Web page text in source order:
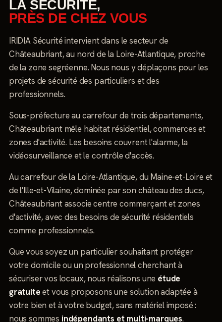
LA SÉCURITÉ,
PRÈS DE CHEZ VOUS
IRIDIA Sécurité intervient dans le secteur de
Châteaubriant, au nord de la Loire-Atlantique, proche
de la zone segréenne. Nous nous y déplaçons pour les
projets de sécurité des particuliers et des
professionnels.
Sous-préfecture au carrefour de trois départements,
Châteaubriant mêle habitat résidentiel, commerces et
zones d'activité. Les besoins couvrent l'alarme, la
vidéosurveillance et le contrôle d'accès.
Au carrefour de la Loire-Atlantique, du Maine-et-Loire et
de l'Ille-et-Vilaine, dominée par son château des ducs,
Châteaubriant associe centre commerçant et zones
d'activité, avec des besoins de sécurité résidentiels
comme professionnels.
Que vous soyez un particulier souhaitant protéger
votre domicile ou un professionnel cherchant à
sécuriser vos locaux, nous réalisons une étude
gratuiteet vous proposons une solution adaptée à
votre bien et à votre budget, sans matériel imposé :
nous sommes indépendants et multi-marques.